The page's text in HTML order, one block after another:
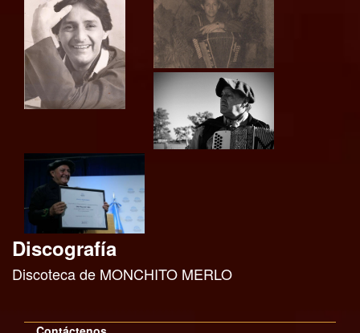
Discografía
Discoteca de MONCHITO MERLO